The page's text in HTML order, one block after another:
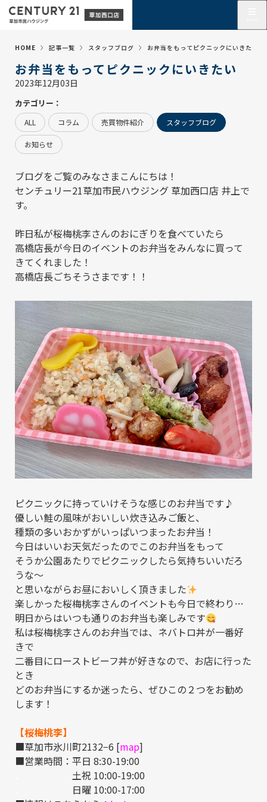
HOME 記事一覧 スタッフブログ お弁当をもってピクニックにいきたい
お弁当をもってピクニックにいきたい
2023年12月03日
カテゴリー：
ALL コラム 売買物件紹介 スタッフブログ
お知らせ
ブログをご覧のみなさまこんにちは！
センチュリー21草加市民ハウジング 草加西口店 井上で
す。
昨日私が桜梅桃李さんのおにぎりを食べていたら
高橋店長が今日のイベントのお弁当をみんなに買って
きてくれました！
高橋店長ごちそうさまです！！
ピクニックに持っていけそうな感じのお弁当です♪
優しい鮭の風味がおいしい炊き込みご飯と、
種類の多いおかずがいっぱいつまったお弁当！
今日はいいお天気だったのでこのお弁当をもって
そうか公園あたりでピクニックしたら気持ちいいだろ
うな～
と思いながらお昼においしく頂きました
楽しかった桜梅桃李さんのイベントも今日で終わり…
明日からはいつも通りのお弁当も楽しみです
私は桜梅桃李さんのお弁当では、ネバトロ丼が一番好
きで
二番目にローストビーフ丼が好きなので、お店に行った
とき
どのお弁当にするか迷ったら、ぜひこの２つをお勧め
します！
【桜梅桃李】
■草加市氷川町2132−6 [map]
■営業時間：平日 8:30-19:00
土祝 10:00-19:00
日曜 10:00-17:00